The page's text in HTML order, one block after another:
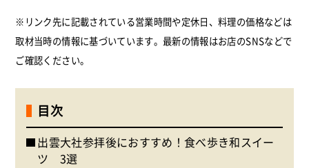
※リンク先に記載されている営業時間や定休日、料理の価格などは
取材当時の情報に基づいています。最新の情報はお店のSNSなどで
ご確認ください。
目次
出雲大社参拝後におすすめ！食べ歩き和スイー
ツ 3選